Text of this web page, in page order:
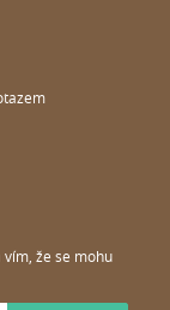
že se mohu